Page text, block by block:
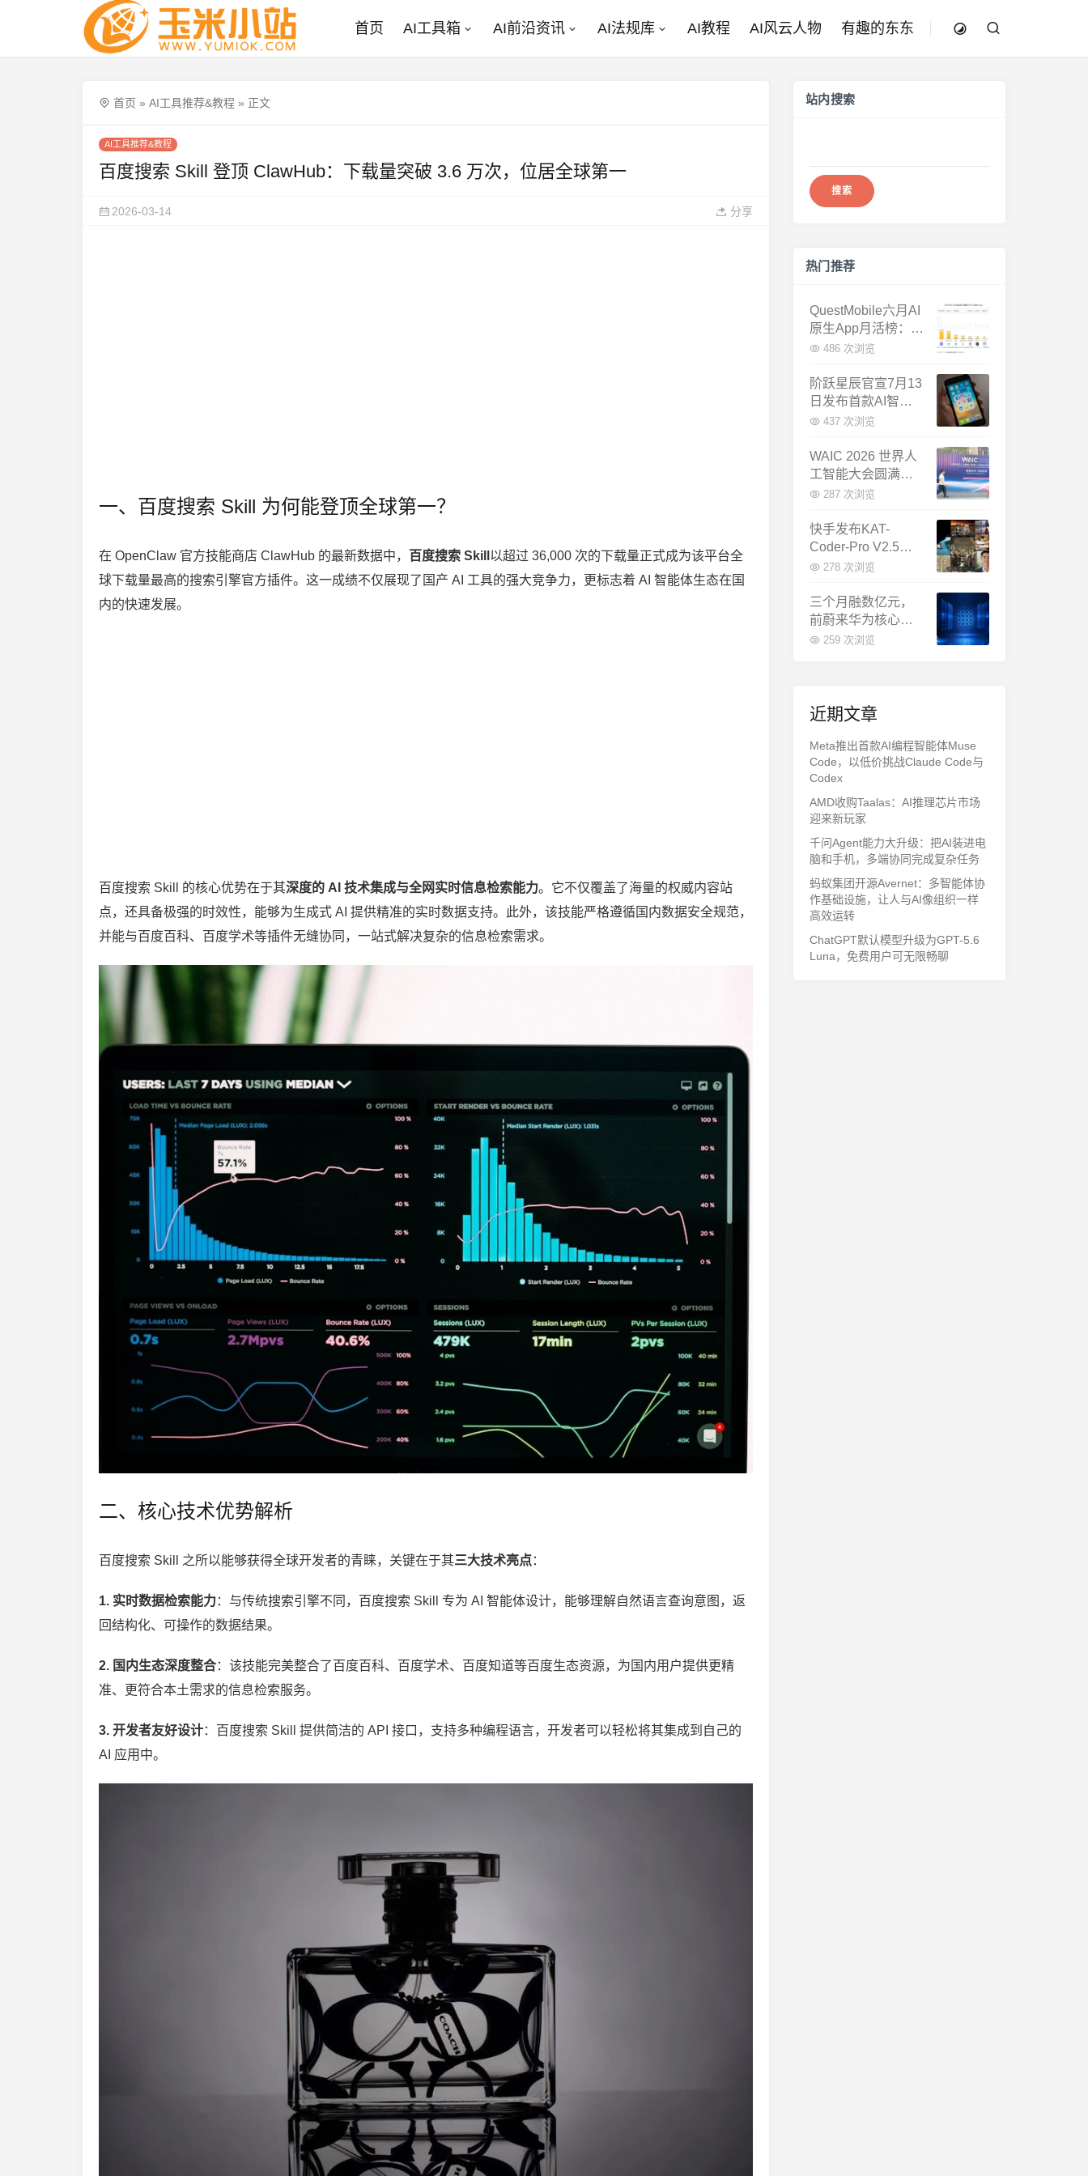
首页 AI工具箱 AI前沿资讯 AI法规库 AI教程 AI风云人物 有趣的东东
首页 » AI工具推荐&教程 » 正文
AI工具推荐&教程
百度搜索 Skill 登顶 ClawHub：下载量突破 3.6 万次，位居全球第一
2026-03-14 分享
一、百度搜索 Skill 为何能登顶全球第一？
在 OpenClaw 官方技能商店 ClawHub 的最新数据中， 百度搜索 Skill 以超过 36,000 次的下载量正式成为该平台全
球下载量最高的搜索引擎官方插件。这一成绩不仅展现了国产 AI 工具的强大竞争力，更标志着 AI 智能体生态在国
内的快速发展。
百度搜索 Skill 的核心优势在于其深度的 AI 技术集成与全网实时信息检索能力。它不仅覆盖了海量的权威内容站
点，还具备极强的时效性，能够为生成式 AI 提供精准的实时数据支持。此外，该技能严格遵循国内数据安全规范，
并能与百度百科、百度学术等插件无缝协同，一站式解决复杂的信息检索需求。
二、核心技术优势解析
百度搜索 Skill 之所以能够获得全球开发者的青睐，关键在于其三大技术亮点：
1. 实时数据检索能力：与传统搜索引擎不同，百度搜索 Skill 专为 AI 智能体设计，能够理解自然语言查询意图，返
回结构化、可操作的数据结果。
2. 国内生态深度整合：该技能完美整合了百度百科、百度学术、百度知道等百度生态资源，为国内用户提供更精
准、更符合本土需求的信息检索服务。
3. 开发者友好设计：百度搜索 Skill 提供简洁的 API 接口，支持多种编程语言，开发者可以轻松将其集成到自己的
AI 应用中。
站内搜索
热门推荐
QuestMobile六月AI
原生App月活榜：豆
包3.8亿断层第一，
倍
486 次浏览
阶跃星辰官宣7月13
日发布首款AI智能
体终端：大模型公
437 次浏览
WAIC 2026 世界人
工智能大会圆满闭
幕：多项重磅成果
球AI合作新中心
287 次浏览
快手发布KAT-
Coder-Pro V2.5：
首个能端到端跑通
编程模型
278 次浏览
三个月融数亿元，
前蔚来华为核心成
员联手创立日冕开
259 次浏览
近期文章
Meta推出首款AI编程智能体Muse
Code，以低价挑战Claude Code与
Codex
AMD收购Taalas：AI推理芯片市场
迎来新玩家
千问Agent能力大升级：把AI装进电
脑和手机，多端协同完成复杂任务
蚂蚁集团开源Avernet：多智能体协
作基础设施，让人与AI像组织一样
高效运转
ChatGPT默认模型升级为GPT-5.6
Luna，免费用户可无限畅聊